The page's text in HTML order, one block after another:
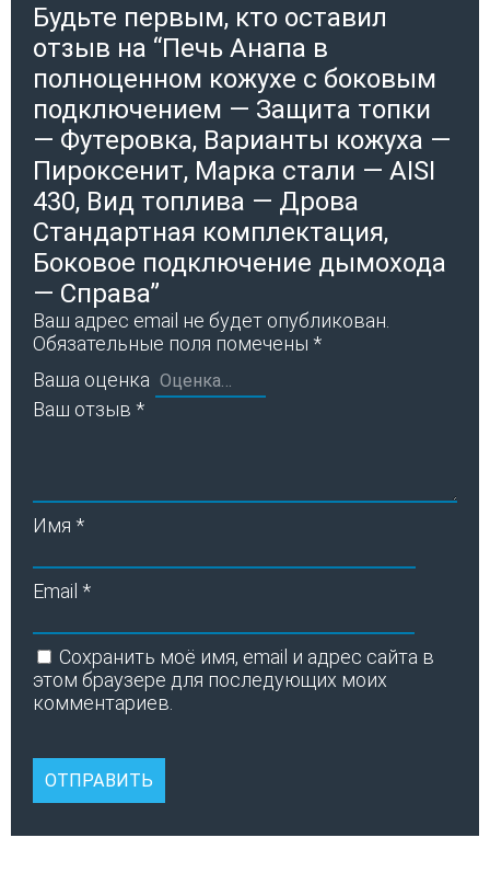
Будьте первым, кто оставил
отзыв на “Печь Анапа в
полноценном кожухе с боковым
подключением — Защита топки
— Футеровка, Варианты кожуха —
Пироксенит, Марка стали — AISI
430, Вид топлива — Дрова
Стандартная комплектация,
Боковое подключение дымохода
— Справа”
Ваш адрес email не будет опубликован.
Обязательные поля помечены *
Ваша оценка
Ваш отзыв *
Имя *
Email *
Сохранить моё имя, email и адрес сайта в
этом браузере для последующих моих
комментариев.